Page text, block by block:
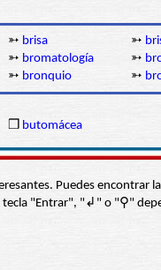
➳ brisa ➳
➳ bromatología ➳
➳ bronquio ➳
❒ butomácea
Puedes
tecla "Entrar", "↲" o "⚲"